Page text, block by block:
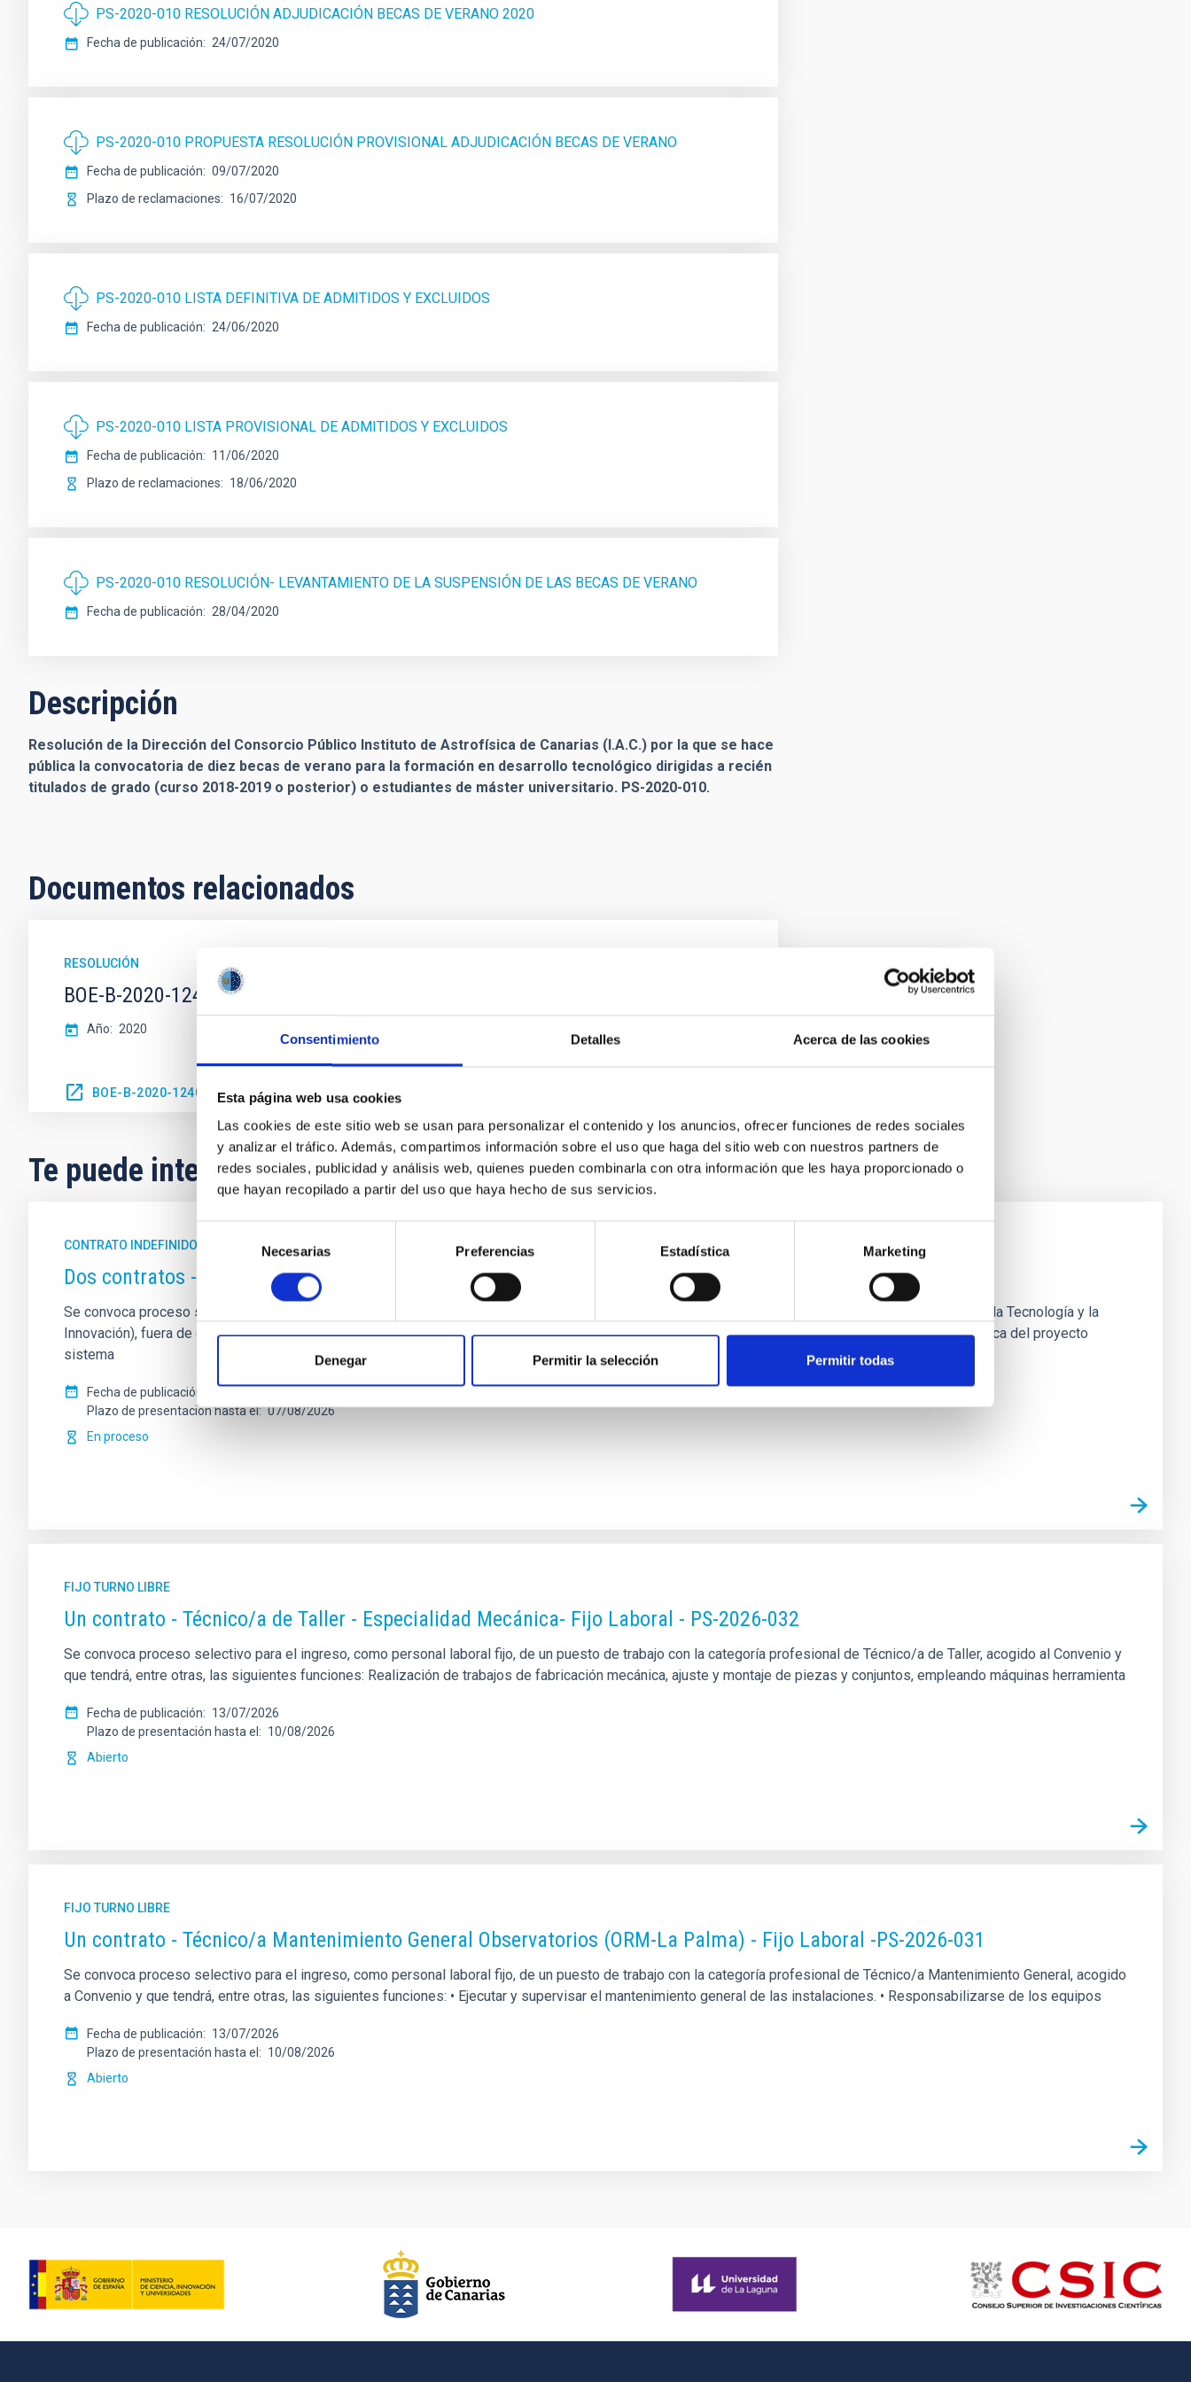
Consentimiento Detalles Acerca de las cookies
Esta página web usa cookies
Las cookies de este sitio web se usan para personalizar el contenido y los anuncios, ofrecer funciones de redes sociales
y analizar el tráfico. Además, compartimos información sobre el uso que haga del sitio web con nuestros partners de
redes sociales, publicidad y análisis web, quienes pueden combinarla con otra información que les haya proporcionado o
que hayan recopilado a partir del uso que haya hecho de sus servicios.
de
consentimiento
Necesarias Preferencias Estadística Marketing
Denegar Permitir la selección Permitir todas
PS-2020-010 RESOLUCIÓN ADJUDICACIÓN BECAS DE VERANO 2020
Fecha de publicación 24/07/2020
PS-2020-010 PROPUESTA RESOLUCIÓN PROVISIONAL ADJUDICACIÓN BECAS DE VERANO
Fecha de publicación
09/07/2020
Plazo de reclamaciones
16/07/2020
PS-2020-010 LISTA DEFINITIVA DE ADMITIDOS Y EXCLUIDOS
Fecha de publicación 24/06/2020
PS-2020-010 LISTA PROVISIONAL DE ADMITIDOS Y EXCLUIDOS
Fecha de publicación
11/06/2020
Plazo de reclamaciones
18/06/2020
PS-2020-010 RESOLUCIÓN- LEVANTAMIENTO DE LA SUSPENSIÓN DE LAS BECAS DE VERANO
Fecha de publicación 28/04/2020
Descripción
Resolución de la Dirección del Consorcio Público Instituto de Astrofísica de Canarias (I.A.C.) por la que se hace
pública la convocatoria de diez becas de verano para la formación en desarrollo tecnológico dirigidas a recién
titulados de grado (curso 2018-2019 o posterior) o estudiantes de máster universitario. PS-2020-010.
Documentos relacionados
RESOLUCIÓN
BOE-B-2020-12406
Año 2020
BOE-B-2020-12406
Te puede interesar
CONTRATO INDEFINIDO
Dos contratos - Ingeniería Especialidad Mecánica- GTCAO.PS-2026-057
Se convoca proceso selectivo para formalizar un contrato laboral de duración indefinida (Artículo 23bis de la Ley 14/2011, de 1 de junio, de la Ciencia, la Tecnología y la
Innovación), fuera de convenio, por el sistema general de acceso libre y que tendrá, entre otras, las siguientes funciones: Dentro del equipo de mecánica del proyecto
sistema
Fecha de publicación
Plazo de presentación hasta el
07/08/2026
En proceso
FIJO TURNO LIBRE
Un contrato - Técnico/a de Taller - Especialidad Mecánica- Fijo Laboral - PS-2026-032
Se convoca proceso selectivo para el ingreso, como personal laboral fijo, de un puesto de trabajo con la categoría profesional de Técnico/a de Taller, acogido al Convenio y
que tendrá, entre otras, las siguientes funciones: Realización de trabajos de fabricación mecánica, ajuste y montaje de piezas y conjuntos, empleando máquinas herramienta
Fecha de publicación
13/07/2026
Plazo de presentación hasta el
10/08/2026
Abierto
FIJO TURNO LIBRE
Un contrato - Técnico/a Mantenimiento General Observatorios (ORM-La Palma) - Fijo Laboral -PS-2026-031
Se convoca proceso selectivo para el ingreso, como personal laboral fijo, de un puesto de trabajo con la categoría profesional de Técnico/a Mantenimiento General, acogido
a Convenio y que tendrá, entre otras, las siguientes funciones: • Ejecutar y supervisar el mantenimiento general de las instalaciones. • Responsabilizarse de los equipos
Fecha de publicación
13/07/2026
Plazo de presentación hasta el
10/08/2026
Abierto